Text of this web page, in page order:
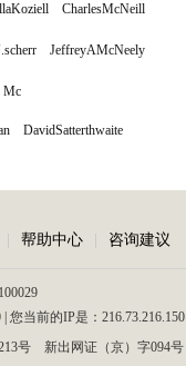
CharlesMcNeill
JeffreyAMcNeely
Mc
DavidSatterthwaite
帮助中心 咨询建议
| 您当前的IP是： 216.73.216.150
号 新出网证（京）字094号